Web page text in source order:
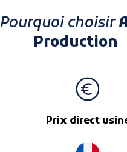
Pourquoi choisir
Production
Prix direct